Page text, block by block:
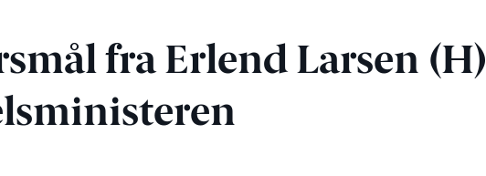
fra Erlend Larsen (H)